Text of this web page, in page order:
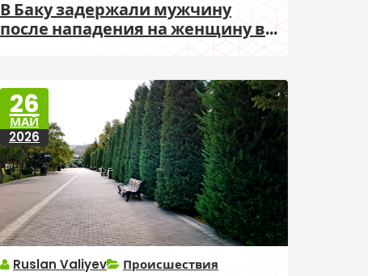
В Баку задержали мужчину
после нападения на женщину в
26
МАЙ
2026
Ruslan Valiyev Происшествия